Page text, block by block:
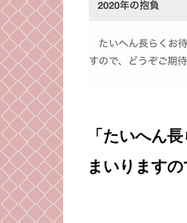
「たいへん
まいります